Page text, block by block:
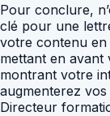
Pour conclure,
clé pour une
votre contenu en
mettant en avant
montrant votre
augmenterez
Directeur